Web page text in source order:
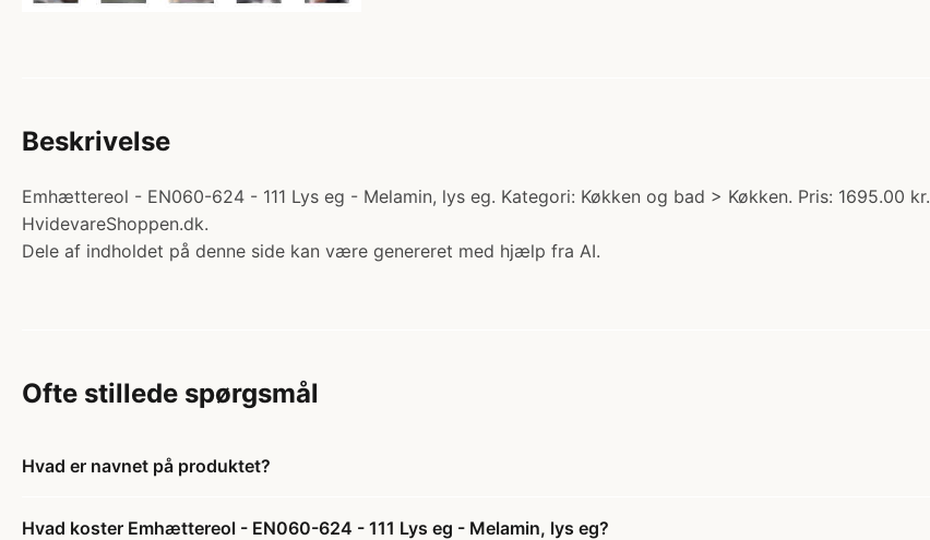
Beskrivelse
Emhættereol - EN060-624 - 111 Lys eg - Melamin, lys eg. Kategori: Køkken og bad > Køkken. Pris: 1695.00
HvidevareShoppen.dk.
Dele af indholdet på denne side kan være genereret med hjælp fra AI.
Ofte stillede spørgsmål
Hvad er navnet på produktet?
Hvad koster Emhættereol - EN060-624 - 111 Lys eg - Melamin, lys eg?